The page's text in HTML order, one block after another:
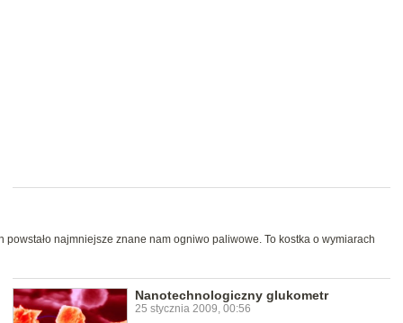
najmniejsze znane nam ogniwo paliwowe. To kostka o wymiarach
Nanotechnologiczny glukometr
25 stycznia 2009, 00:56